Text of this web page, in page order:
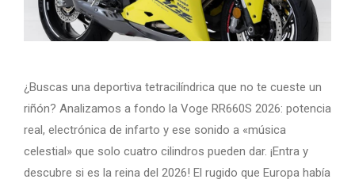
¿Buscas una deportiva tetracilíndrica que no te cueste un
riñón? Analizamos a fondo la Voge RR660S 2026: potencia
real, electrónica de infarto y ese sonido a «música
celestial» que solo cuatro cilindros pueden dar. ¡Entra y
descubre si es la reina del 2026! El rugido que Europa había